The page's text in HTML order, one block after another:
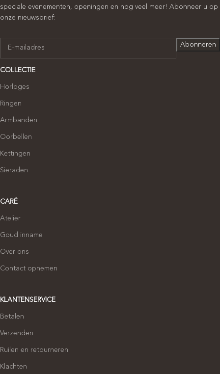
speciale evenementen, openingen en nog veel meer! Abonneer u op
onze nieuwsbrief:
COLLECTIE
Horloges
Ringen
Armbanden
Oorbellen
Kettingen
Sieraden
CARÉ
Atelier
Goud inname
Over ons
Contact opnemen
KLANTENSERVICE
Betalen
Verzenden
Ruilen en retourneren
Klachten